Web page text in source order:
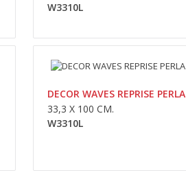
REPRISE PERLA
33,3 x 100 cm.W3310L..
W3310L
DECOR WAVES REPRISE PERLA
33,3 X 100 CM.
W3310L